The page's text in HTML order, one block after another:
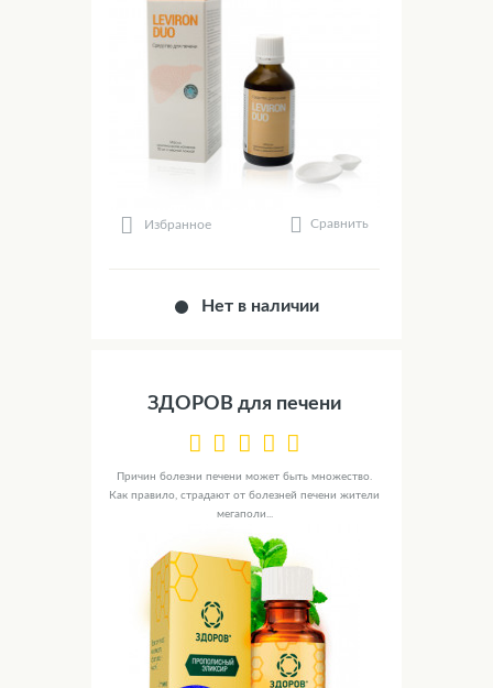
Избранное Сравнить
Нет в наличии
ЗДОРОВ для печени
Причин болезни печени может быть множество.
Как правило, страдают от болезней печени жители
мегаполи...